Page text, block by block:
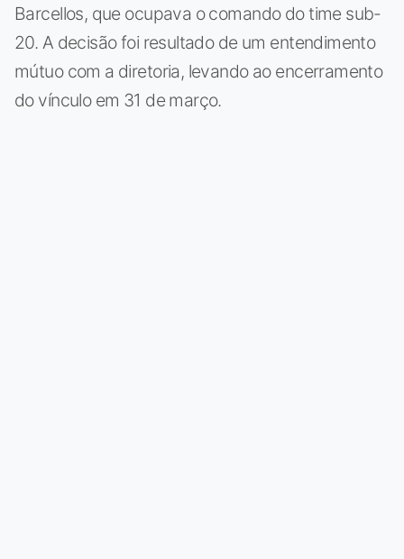
Barcellos, que ocupava o comando do time sub-
20. A decisão foi resultado de um entendimento
mútuo com a diretoria, levando ao encerramento
do vínculo em 31 de março.